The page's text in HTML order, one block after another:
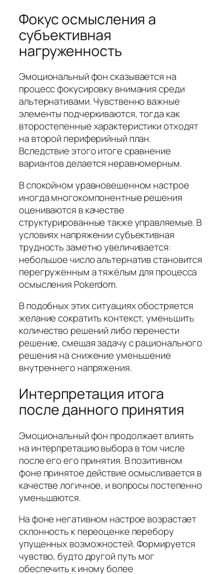
Фокус осмысления а
субъективная
нагруженность
Эмоциональный фон сказывается на
процесс фокусировку внимания среди
альтернативами. Чувственно важные
элементы подчеркиваются, тогда как
второстепенные характеристики отходят
на второй периферийный план.
Вследствие этого итоге сравнение
вариантов делается неравномерным.
В спокойном уравновешенном настрое
иногда многокомпонентные решения
оцениваются в качестве
структурированные также управляемые. В
условиях напряжении субъективная
трудность заметно увеличивается:
небольшое число альтернатив становится
перегруженным а тяжёлым для процесса
осмысления Pokerdom.
В подобных этих ситуациях обостряется
желание сократить контекст, уменьшить
количество решений либо перенести
решение, смещая задачу с рационального
решения на снижение уменьшение
внутреннего напряжения.
Интерпретация итога
после данного принятия
Эмоциональный фон продолжает влиять
на интерпретацию выбора в том числе
после его его принятия. В позитивном
фоне принятое действие осмысливается в
качестве логичное, и вопросы постепенно
уменьшаются.
На фоне негативном настрое возрастает
склонность к переоценке перебору
упущенных возможностей. Формируется
чувство, будто другой путь мог
обеспечить к иному более